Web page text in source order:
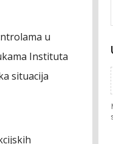
u
Instituta
situacija